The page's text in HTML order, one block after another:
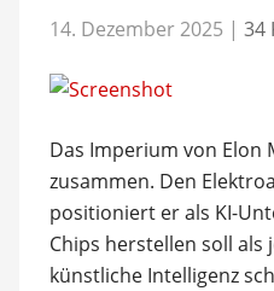
14. Dezember 2025 | 34
Das Imperium von Elon
zusammen. Den
positioniert er als KI-
Chips herstellen soll als
künstliche Intelligenz